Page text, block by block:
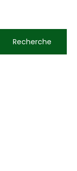
Recherche